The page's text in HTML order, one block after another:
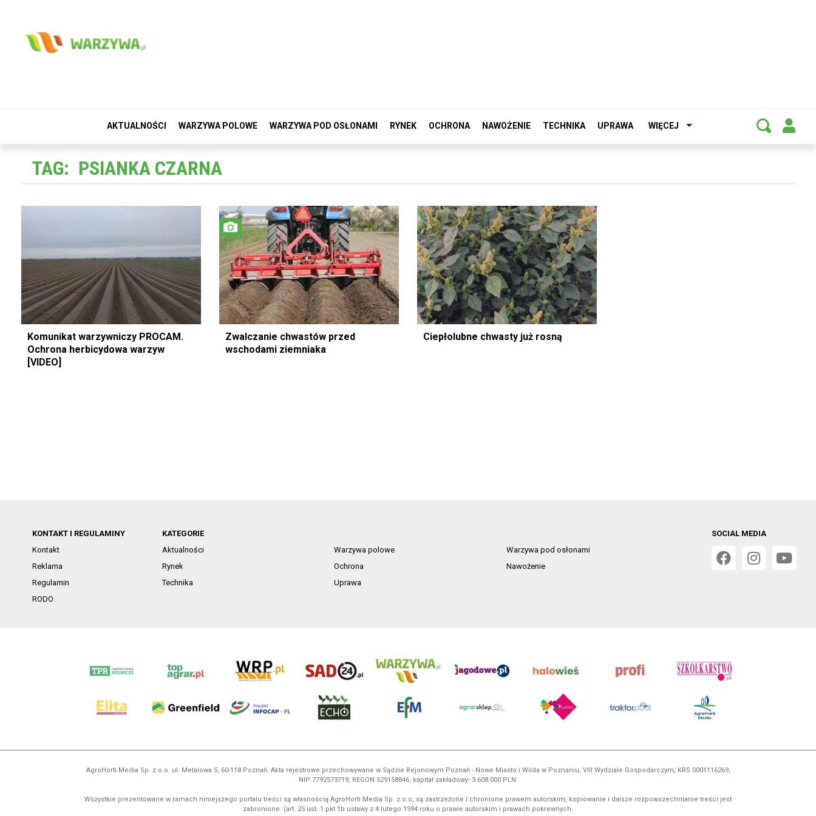
AKTUALNOŚCI WARZYWA POLOWE WARZYWA POD OSŁONAMI RYNEK OCHRONA NAWOŻENIE TECHNIKA UPRAWA WIĘCEJ
TAG: PSIANKA CZARNA
Komunikat warzywniczy PROCAM.
Ochrona herbicydowa warzyw
[VIDEO]
Zwalczanie chwastów przed
wschodami ziemniaka
Ciepłolubne chwasty już rosną
KONTAKT I REGULAMINY
Kontakt
Reklama
Regulamin
RODO
KATEGORIE
Aktualności
Warzywa polowe
Warzywa pod osłonami
Rynek
Ochrona
Nawożenie
Technika
Uprawa
SOCIAL MEDIA
AgroHorti Media Sp. z o.o. ul. Metalowa 5, 60-118 Poznań. Akta rejestrowe przechowywane w Sądzie Rejonowym Poznań - Nowe Miasto i Wilda w Poznaniu, VIII Wydziale Gospodarczym, KRS 0001116269,
NIP 7792573719, REGON 529158846, kapitał zakładowy: 3.608.000 PLN.
Wszystkie prezentowane w ramach niniejszego portalu treści są własnością AgroHorti Media Sp. z o.o, są zastrzeżone i chronione prawem autorskim, kopiowanie i dalsze rozpowszechnianie treści jest
zabronione. (art. 25 ust. 1 pkt 1b ustawy z 4 lutego 1994 roku o prawie autorskim i prawach pokrewnych.